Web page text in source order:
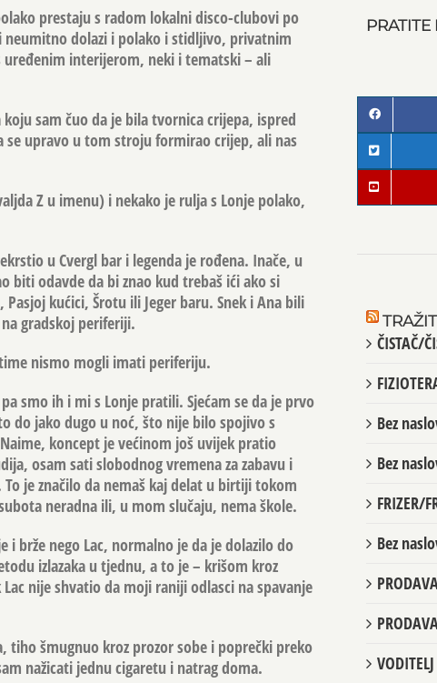
prestaju s radom lokalni disco-clubovi po
dolazi i polako i stidljivo, privatnim
interijerom, neki i tematski – ali
sam čuo da je bila tvornica crijepa, ispred
se upravo u tom stroju formirao crijep, ali nas
Z u imenu) i nekako je rulja s Lonje polako,
u Cvergl bar i legenda je rođena. Inače, u
biti odavde da bi znao kud trebaš ići ako si
kućici, Šrotu ili Jeger baru. Snek i Ana bili
gradskoj periferiji.
nismo mogli imati periferiju.
smo ih i mi s Lonje pratili. Sjećam se da je prvo
do jako dugo u noć, što nije bilo spojivo s
koncept je većinom još uvijek pratio
osam sati slobodnog vremena za zabavu i
je značilo da nemaš kaj delat u birtiji tokom
neradna ili, u mom slučaju, nema škole.
brže nego Lac, normalno je da je dolazilo do
izlazaka u tjednu, a to je – krišom kroz
nije shvatio da moji raniji odlasci na spavanje
tiho šmugnuo kroz prozor sobe i poprečki preko
nažicati jednu cigaretu i natrag doma.
ČISTAČ/
Bez
Bez
FRIZER/
Bez